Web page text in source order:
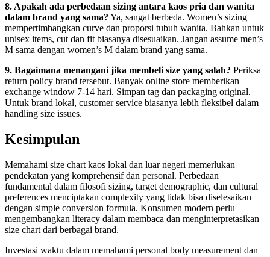
8. Apakah ada perbedaan sizing antara kaos pria dan wanita
dalam brand yang sama? Ya, sangat berbeda. Women’s sizing
mempertimbangkan curve dan proporsi tubuh wanita. Bahkan untuk
unisex items, cut dan fit biasanya disesuaikan. Jangan assume men’s
M sama dengan women’s M dalam brand yang sama.
9. Bagaimana menangani jika membeli size yang salah? Periksa
return policy brand tersebut. Banyak online store memberikan
exchange window 7-14 hari. Simpan tag dan packaging original.
Untuk brand lokal, customer service biasanya lebih fleksibel dalam
handling size issues.
Kesimpulan
Memahami size chart kaos lokal dan luar negeri memerlukan
pendekatan yang komprehensif dan personal. Perbedaan
fundamental dalam filosofi sizing, target demographic, dan cultural
preferences menciptakan complexity yang tidak bisa diselesaikan
dengan simple conversion formula. Konsumen modern perlu
mengembangkan literacy dalam membaca dan menginterpretasikan
size chart dari berbagai brand.
Investasi waktu dalam memahami personal body measurement dan